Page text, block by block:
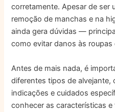
corretamente. Apesar de ser
remoção de manchas e na
ainda gera dúvidas —
como evitar danos às
Antes de mais nada, é
diferentes tipos de alvejante,
indicações e cuidados
conhecer as características